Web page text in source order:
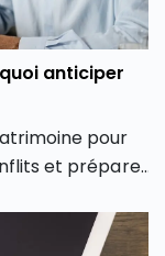
anticiper
pour
et préparer